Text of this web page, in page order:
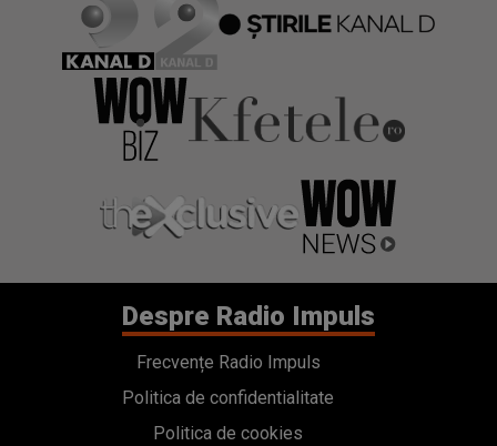
Despre Radio Impuls
Frecvențe Radio Impuls
Politica de confidentialitate
Politica de cookies